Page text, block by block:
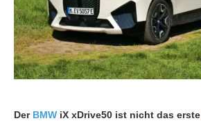
Der BMW iX xDrive50 ist nicht das erste